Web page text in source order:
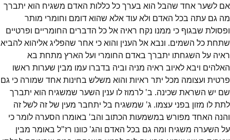
אם לשער אחד שהבל הוא בערך כל כללות האדם משגיח הוא יתברך
מה גם עתה בכל האדם ולא עוד אלא שהוא דומם וחומרי מותר
ופסולת שבגוף כי ממנו נקח ראיה אל כל הדברים החומריים ופרטיים
שתחת כל השמים. ונבא אל הענין והוא כי אחר שהפליג אליהוא להביא
ראיה על השגחתו יתברך באדם החומרי ועל הארץ מתחת בא
האלהים ויבא לאיוב ראיה מניה וביה בדברו עמו מבין שערות ראשו
פרטית ועצומה מכל יתר ראיות והוא משלש בחינות אחד שמורה כי גם
שם יש השראת שכינה. ב' לרמוז לו ענין השער שמשגיח הוא יתברך
לתת לו מזון בפני עצמו. ג' שמשגיח בל יתחבר מעין של זה לשל זה
והנה האחד מפורש במשמעות הכתוב והב' באומרו הסערה לומר כי
על השערה משגיח ומה גם בכל האדם והג' כוונו רז"ל באומר מבין